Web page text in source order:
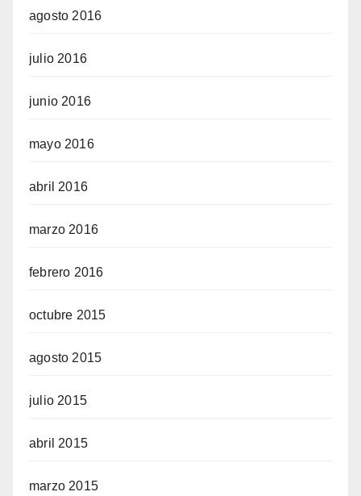
agosto 2016
julio 2016
junio 2016
mayo 2016
abril 2016
marzo 2016
febrero 2016
octubre 2015
agosto 2015
julio 2015
abril 2015
marzo 2015